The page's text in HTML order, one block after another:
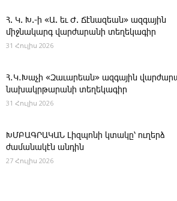
Հ. Կ. Խ.-ի «Ա. եւ Ժ. ­Ճէնազեան» ազգային
միջնակարգ վարժարանի տեղեկագիր
31 Հուլիս 2026
Հ․Կ․Խաչի «Զաւարեան» ազգային
նախակրթարանի տեղեկագիր
31 Հուլիս 2026
ԽՄԲԱԳՐԱԿԱՆ ­Լիզպոնի կտակը՝ ուղերձ
ժամանակէն անդին
27 Հուլիս 2026